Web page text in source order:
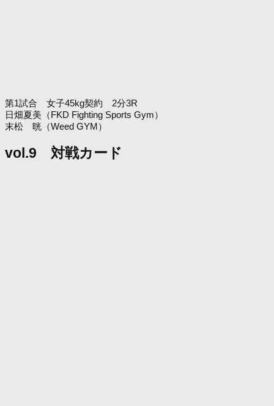
第1試合 女子45kg契約 2分3R
日畑夏美（FKD Fighting Sports Gym）
末松 晄（Weed GYM）
vol.9 対戦カード